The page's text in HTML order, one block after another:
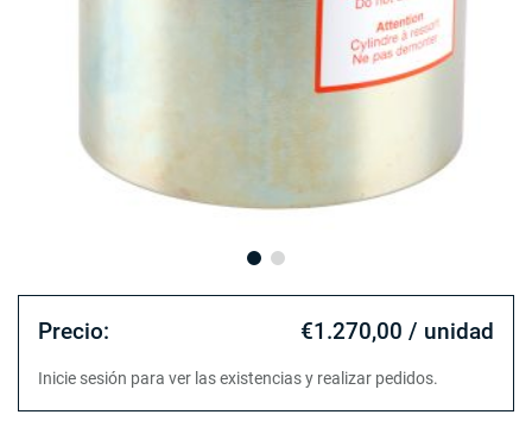
Precio: €1.270,00 / unidad
Inicie sesión para ver las existencias y realizar pedidos.